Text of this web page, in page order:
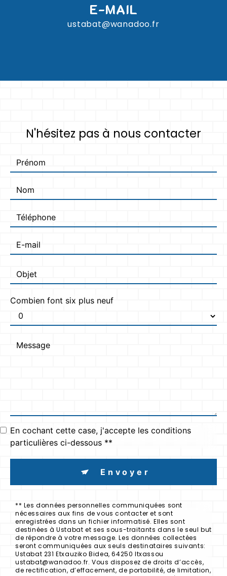
E-MAIL
ustabat@wanadoo.fr
N'hésitez pas à nous contacter
Combien font six plus neuf
En cochant cette case, j'accepte les conditions
particulières ci-dessous **
Envoyer
** Les données personnelles communiquées sont
nécessaires aux fins de vous contacter et sont
enregistrées dans un fichier informatisé. Elles sont
destinées à Ustabat et ses sous-traitants dans le seul but
de répondre à votre message. Les données collectées
seront communiquées aux seuls destinataires suivants:
Ustabat 231 Etxauziko Bidea, 64250 Itxassou
ustabat@wanadoo.fr. Vous disposez de droits d’accès,
de rectification, d’effacement, de portabilité, de limitation,